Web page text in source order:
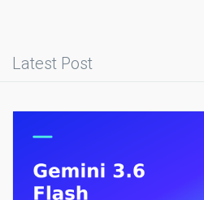
Latest Post